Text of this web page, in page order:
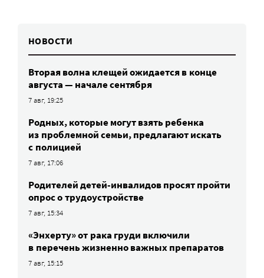
НОВОСТИ
Вторая волна клещей ожидается в конце
августа — начале сентября
7 авг, 19:25
Родных, которые могут взять ребенка
из проблемной семьи, предлагают искать
с полицией
7 авг, 17:06
Родителей детей-инвалидов просят пройти
опрос о трудоустройстве
7 авг, 15:34
«Энхерту» от рака груди включили
в перечень жизненно важных препаратов
7 авг, 15:15